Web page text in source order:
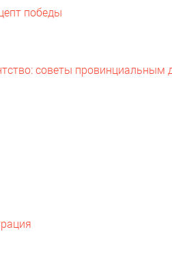
победы
советы провинциальным